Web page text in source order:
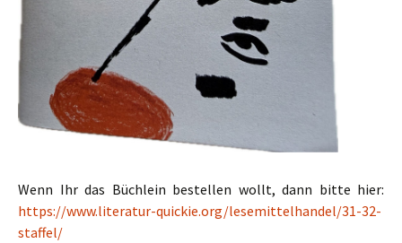
Wenn Ihr das Büchlein bestellen wollt, dann bitte hier:
https://www.literatur-quickie.org/lesemittelhandel/31-32-
staffel/